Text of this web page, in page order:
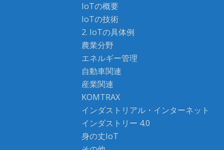
IoTの概要
IoTの技術
2. IoTの具体例
農業分野
エネルギー管理
自動車関連
産業関連
KOMTRAX
インダストリアル・インターネット
インダストリー 4.0
身の丈IoT